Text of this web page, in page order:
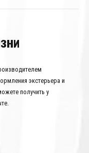
экстерьера и
получить у